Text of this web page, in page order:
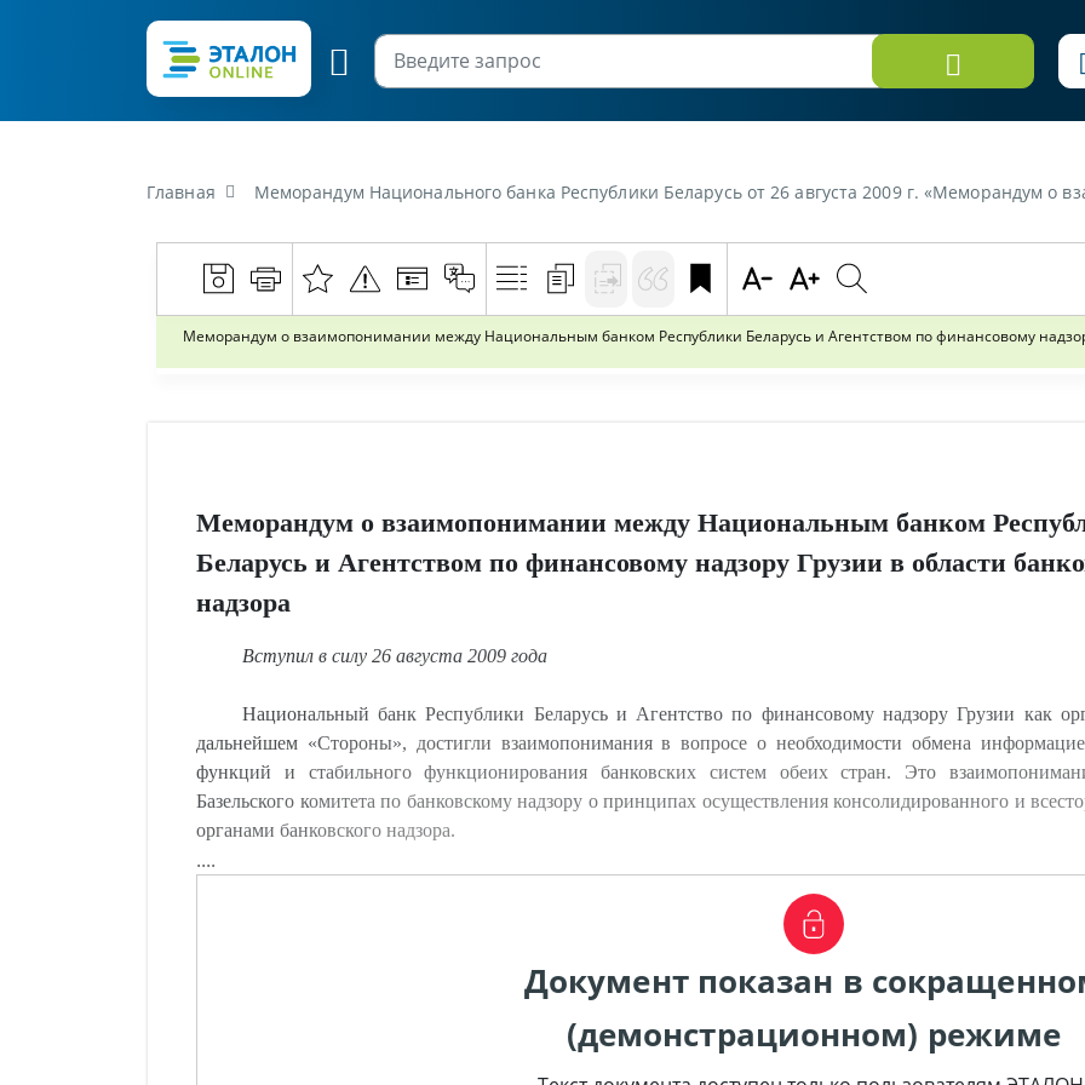
Главная Меморандум Национального банка Республики Беларусь от 26 августа 2009 г. «Меморандум о взаимопонимании между Национальным банком Республики Беларусь и
Меморандум о взаимопонимании между Национальным банком Республики Беларусь и Агентством по финансовому
Меморандум о взаимопонимании между Национальным банком
Беларусь и Агентством по финансовому надзору Грузии в области
надзора
Вступил в силу 26 августа 2009 года
Национальный банк Республики Беларусь и Агентство по финансовому надзору Грузии как
дальнейшем «Стороны», достигли взаимопонимания в вопросе о необходимости обмена
функций и стабильного функционирования банковских систем обеих стран. Это
Базельского комитета по банковскому надзору о принципах осуществления консолидированного и
органами банковского надзора.
....
Документ показан в
(демонстрационном) режиме